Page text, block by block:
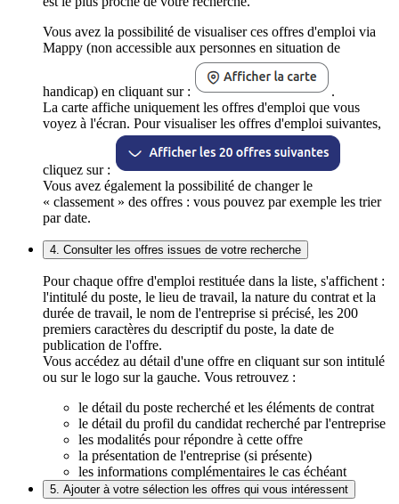
Vous avez la possibilité de visualiser ces offres d'emploi via
Mappy (non accessible aux personnes en situation de
handicap) en cliquant sur :
.
La carte affiche uniquement les offres d'emploi que vous
voyez à l'écran. Pour visualiser les offres d'emploi suivantes,
cliquez sur :
Vous avez également la possibilité de changer le
« classement » des offres : vous pouvez par exemple les trier
par date.
4. Consulter les offres issues de votre recherche
Pour chaque offre d'emploi restituée dans la liste, s'affichent :
l'intitulé du poste, le lieu de travail, la nature du contrat et la
durée de travail, le nom de l'entreprise si précisé, les 200
premiers caractères du descriptif du poste, la date de
publication de l'offre.
Vous accédez au détail d'une offre en cliquant sur son intitulé
ou sur le logo sur la gauche. Vous retrouvez :
le détail du poste recherché et les éléments de contrat
le détail du profil du candidat recherché par l'entreprise
les modalités pour répondre à cette offre
la présentation de l'entreprise (si présente)
les informations complémentaires le cas échéant
5. Ajouter à votre sélection les offres qui vous intéressent